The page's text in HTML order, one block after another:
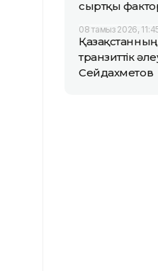
сыртқы
08 тамыз 2026,
Қазақстанның
транзиттік
Сейдахметов